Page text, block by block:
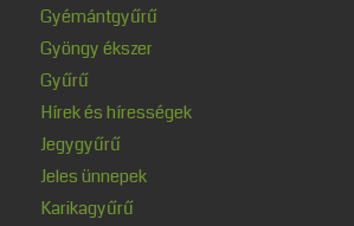
Gyémántgyűrű
Gyöngy ékszer
Gyűrű
Hírek és hírességek
Jegygyűrű
Jeles ünnepek
Karikagyűrű